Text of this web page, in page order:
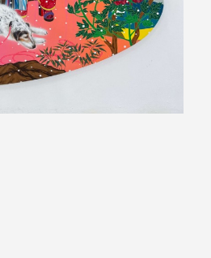
ト
プログラム
スペシャルプログラム